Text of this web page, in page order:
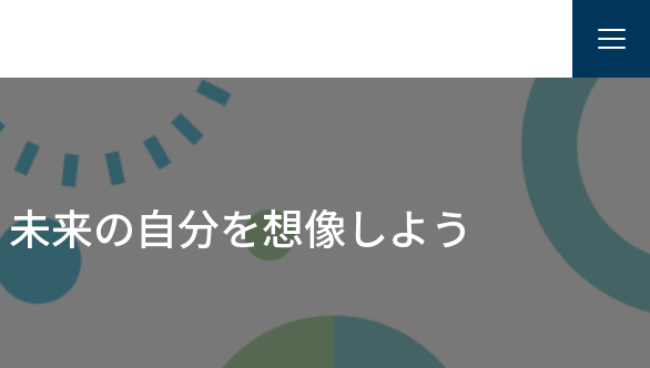
来の自分を想像しよう